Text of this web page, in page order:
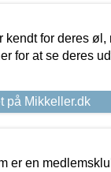
kendt for deres
for at se deres
på Mikkeller.dk
er en